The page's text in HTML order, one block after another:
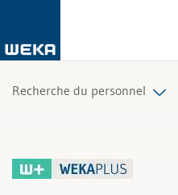
Recherche du personnel